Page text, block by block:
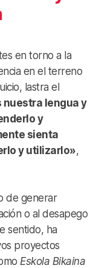
en torno a la
en el terreno
lastra el
nuestra lengua y
y
sienta
y utilizarlo»,
de generar
o al desapego
sentido, ha
proyectos
Eskola Bikaina